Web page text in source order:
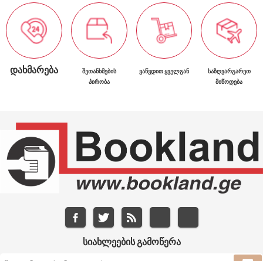
ᲓᲐᲮᲛᲐᲠᲔᲑᲐ
ᲨᲔᲗᲐᲜᲮᲛᲔᲑᲘᲡ
ᲞᲘᲠᲝᲑᲐ
ᲕᲐᲬᲕᲓᲘᲗ ᲧᲕᲔᲚᲒᲐᲜ
ᲡᲐᲖᲦᲕᲐᲠᲒᲐᲠᲔᲗ
ᲛᲘᲬᲝᲓᲔᲑᲐ
ᲡᲘᲐᲮᲚᲔᲔᲑᲘᲡ ᲒᲐᲛᲝᲬᲔᲠᲐ